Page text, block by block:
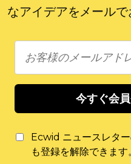
なアイデアをメール
今すぐ会員
Ecwid ニュースレタ
も登録を解除できます